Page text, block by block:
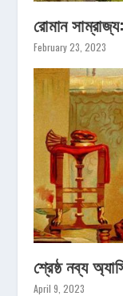
রোমান
February 23, 2023
শ্রেষ্ঠ নব্য
April 9, 2023